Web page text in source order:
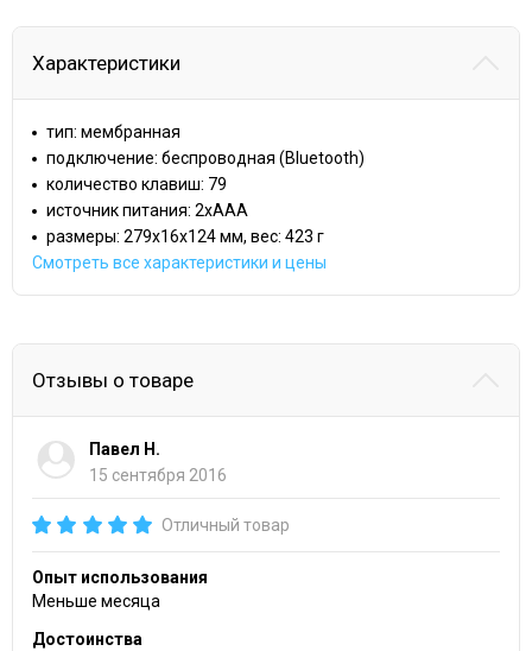
Характеристики
тип: мембранная
подключение: беспроводная (Bluetooth)
количество клавиш: 79
источник питания: 2xAAA
размеры: 279x16x124 мм, вес: 423 г
Смотреть все характеристики и цены
Отзывы о товаре
Павел Н.
15 сентября 2016
Отличный товар
Опыт использования
Меньше месяца
Достоинства